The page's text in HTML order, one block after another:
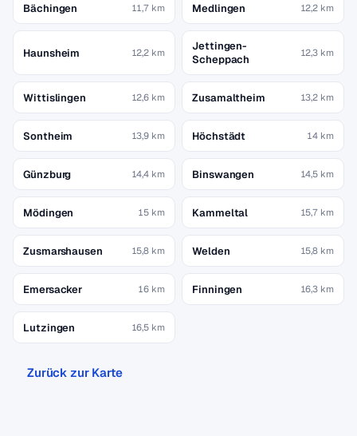
Bächingen 11,7 km Medlingen 12,2 km
Haunsheim 12,2 km
Jettingen-
Scheppach
12,3 km
Wittislingen 12,6 km Zusamaltheim 13,2 km
Sontheim 13,9 km Höchstädt 14 km
Günzburg 14,4 km Binswangen 14,5 km
Mödingen 15 km Kammeltal 15,7 km
Zusmarshausen 15,8 km Welden 15,8 km
Emersacker 16 km Finningen 16,3 km
Lutzingen 16,5 km
Zurück zur Karte